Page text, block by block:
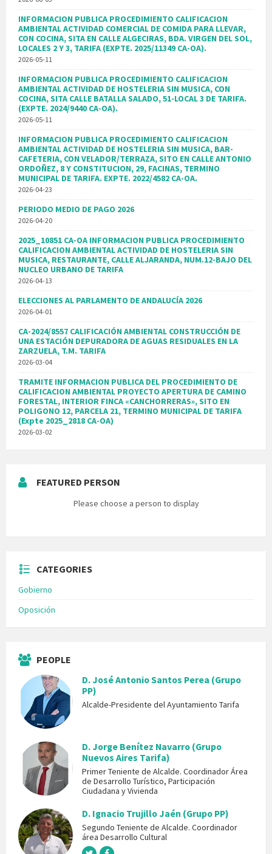
INFORMACION PUBLICA PROCEDIMIENTO CALIFICACION
AMBIENTAL ACTIVIDAD COMERCIAL DE COMIDA PARA LLEVAR,
CON COCINA, SITA EN CALLE ALGECIRAS, BDA. VIRGEN DEL SOL,
LOCALES 2 Y 3, TARIFA (EXPTE. 2025/11349 CA-OA).
2026-05-11
INFORMACION PUBLICA PROCEDIMIENTO CALIFICACION
AMBIENTAL ACTIVIDAD DE HOSTELERIA SIN MUSICA, CON
COCINA, SITA CALLE BATALLA SALADO, 51-LOCAL 3 DE TARIFA.
(EXPTE. 2024/9440 CA-OA).
2026-05-11
INFORMACION PUBLICA PROCEDIMIENTO CALIFICACION
AMBIENTAL ACTIVIDAD DE HOSTELERIA SIN MUSICA, BAR-
CAFETERIA, CON VELADOR/TERRAZA, SITO EN CALLE ANTONIO
ORDOÑEZ, 8 Y CONSTITUCION, 29, FACINAS, TERMINO
MUNICIPAL DE TARIFA. EXPTE. 2022/4582 CA-OA.
2026-04-23
PERIODO MEDIO DE PAGO 2026
2026-04-20
2025_10851 CA-OA INFORMACION PUBLICA PROCEDIMIENTO
CALIFICACION AMBIENTAL ACTIVIDAD DE HOSTELERIA SIN
MUSICA, RESTAURANTE, CALLE ALJARANDA, NUM.12-BAJO DEL
NUCLEO URBANO DE TARIFA
2026-04-13
ELECCIONES AL PARLAMENTO DE ANDALUCÍA 2026
2026-04-01
CA-2024/8557 CALIFICACIÓN AMBIENTAL CONSTRUCCIÓN DE
UNA ESTACIÓN DEPURADORA DE AGUAS RESIDUALES EN LA
ZARZUELA, T.M. TARIFA
2026-03-04
TRAMITE INFORMACION PUBLICA DEL PROCEDIMIENTO DE
CALIFICACION AMBIENTAL PROYECTO APERTURA DE CAMINO
FORESTAL, INTERIOR FINCA «CANCHORRERAS», SITO EN
POLIGONO 12, PARCELA 21, TERMINO MUNICIPAL DE TARIFA
(Expte 2025_2818 CA-OA)
2026-03-02
FEATURED PERSON
Please choose a person to display
CATEGORIES
Gobierno
Oposición
PEOPLE
D. José Antonio Santos Perea (Grupo
PP)
Alcalde-Presidente del Ayuntamiento Tarifa
D. Jorge Benítez Navarro (Grupo
Nuevos Aires Tarifa)
Primer Teniente de Alcalde. Coordinador Área
de Desarrollo Turístico, Participación
Ciudadana y Vivienda
D. Ignacio Trujillo Jaén (Grupo PP)
Segundo Teniente de Alcalde. Coordinador
área Desarrollo Cultural